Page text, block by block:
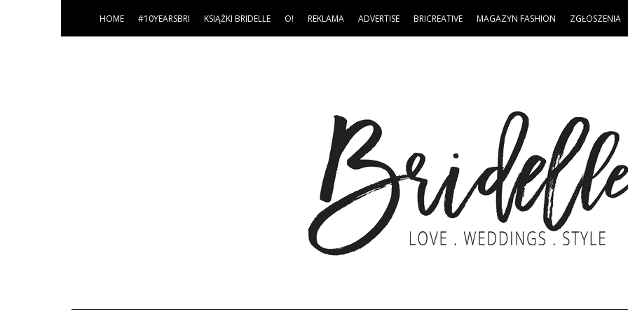
HOME #10YEARSBRI KSIĄŻKI BRIDELLE O! REKLAMA ADVERTISE BRICREATIVE MAGAZYN FASHION ZGŁOSZENIA